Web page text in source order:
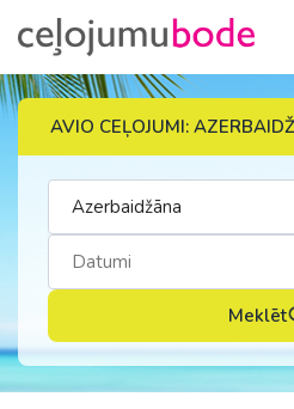
AVIO CEĻOJUMI:
Meklēt